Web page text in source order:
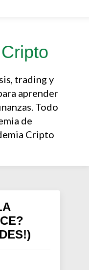
trading y
aprender
Todo
de
Cripto